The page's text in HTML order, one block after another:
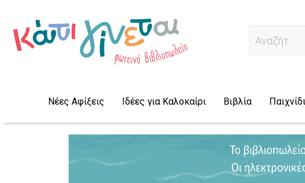
Αναζήτηση...
Νέες Αφίξεις Ιδέες για Καλοκαίρι Βιβλία